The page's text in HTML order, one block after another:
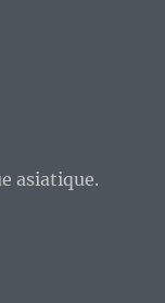
asiatique.